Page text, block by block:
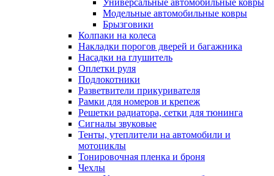
Модельные автомобильные ковры
Брызговики
Колпаки на колеса
Накладки порогов дверей и багажника
Насадки на глушитель
Оплетки руля
Подлокотники
Разветвители прикуривателя
Рамки для номеров и крепеж
Решетки радиатора, сетки для тюнинга
Сигналы звуковые
Тенты, утеплители на автомобили и
мотоциклы
Тонировочная пленка и броня
Чехлы